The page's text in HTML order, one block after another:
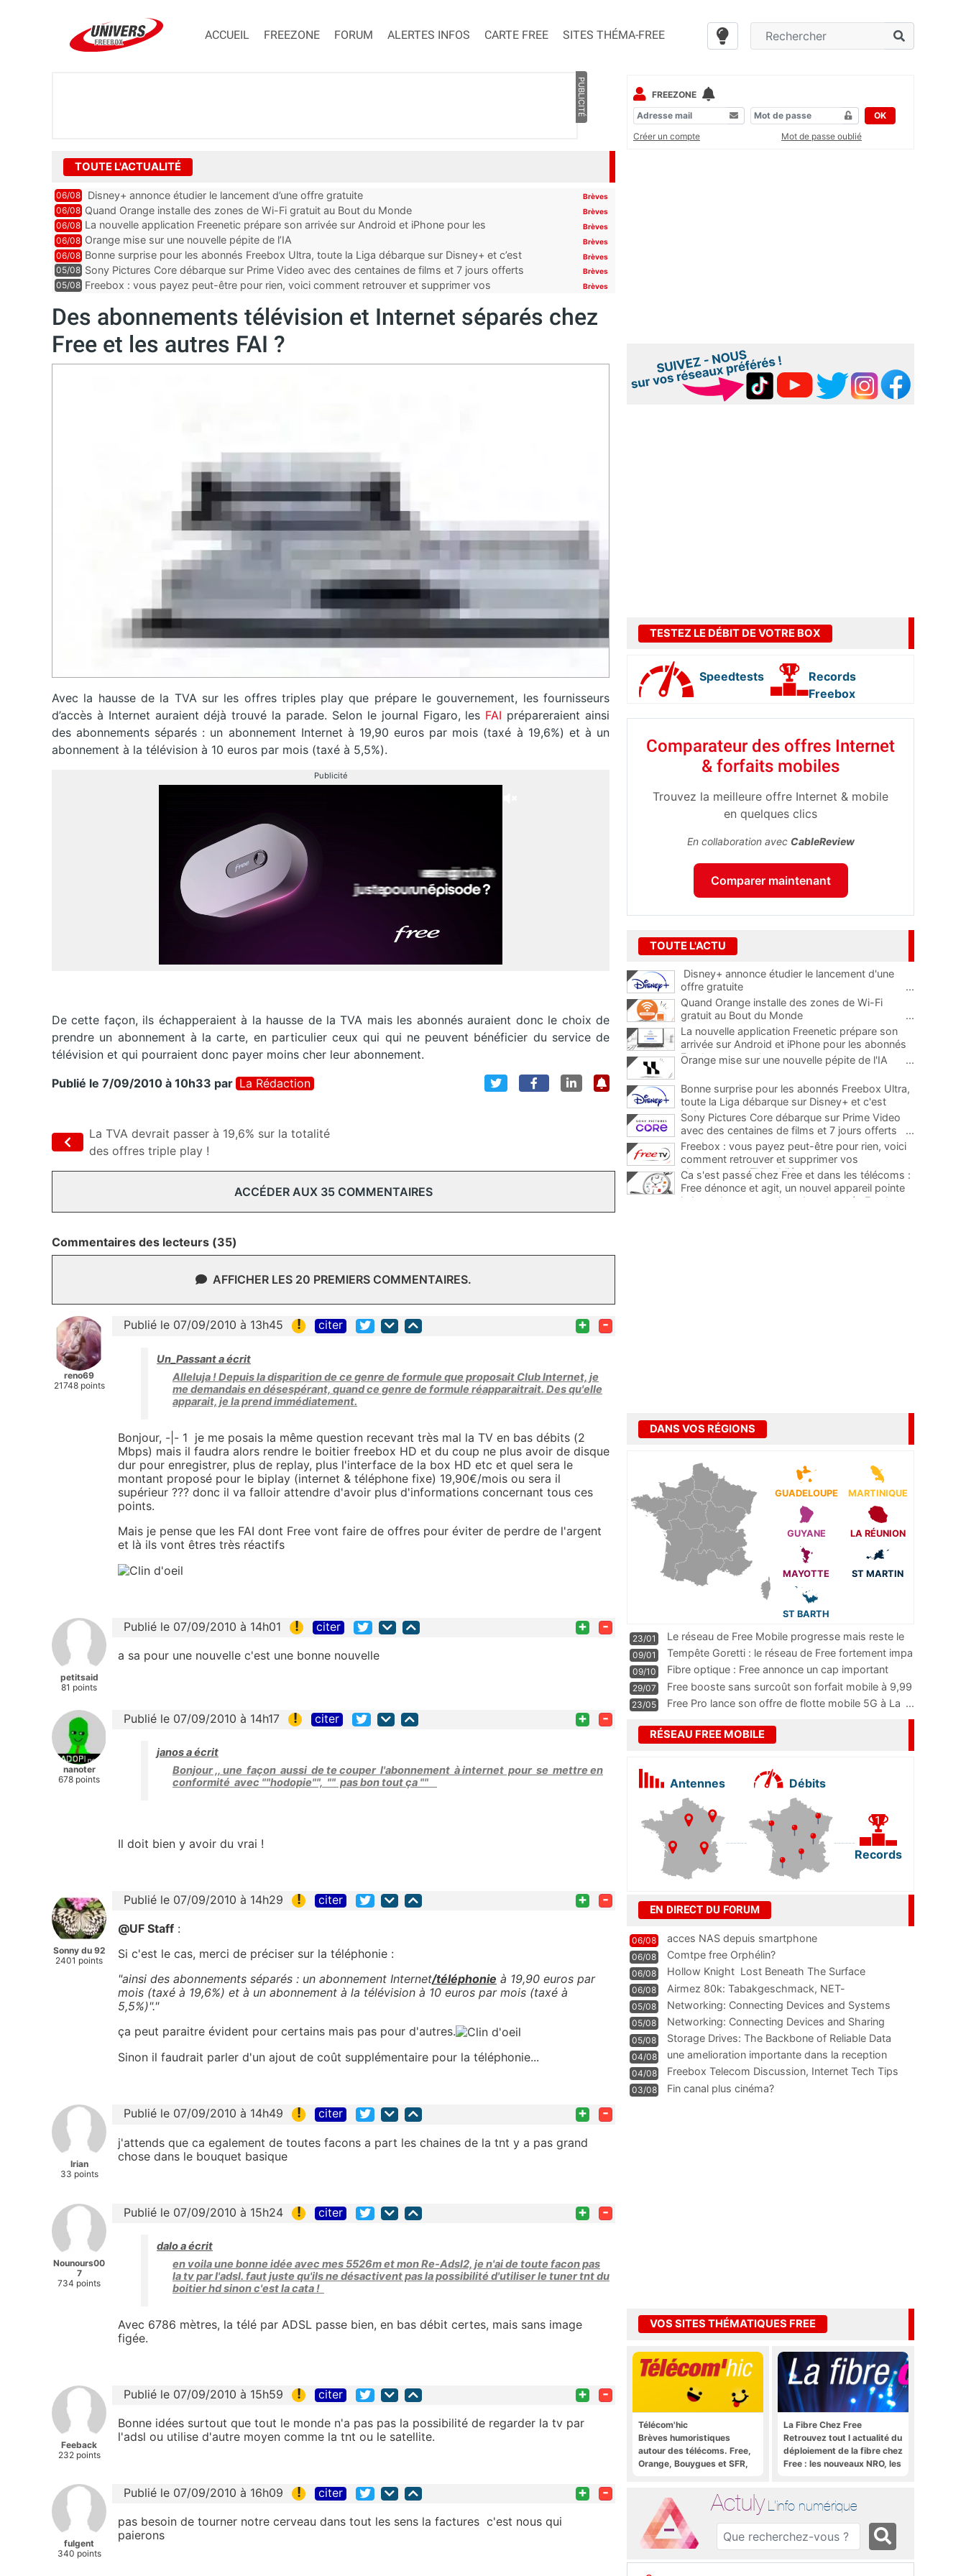
ACCUEIL FREEZONE FORUM ALERTES INFOS CARTE FREE SITES THÉMA-FREE
PUBLICITÉ
TOUTE L'ACTUALITÉ
06/08 Disney+ annonce étudier le lancement d’une offre gratuite Brèves
06/08 Quand Orange installe des zones de Wi-Fi gratuit au Bout du Monde Brèves
06/08 La nouvelle application Freenetic prépare son arrivée sur Android et iPhone pour les
abonnés Freebox, testez la
Brèves
06/08 Orange mise sur une nouvelle pépite de l’IA Brèves
06/08 Bonne surprise pour les abonnés Freebox Ultra, toute la Liga débarque sur Disney+ et c’est
inclus
Brèves
05/08 Sony Pictures Core débarque sur Prime Video avec des centaines de films et 7 jours offerts Brèves
05/08 Freebox : vous payez peut-être pour rien, voici comment retrouver et supprimer vos
Brèves
Des abonnements télévision et Internet séparés chez
Free et les autres FAI ?
Avec la hausse de la TVA sur les offres triples play que prépare le gouvernement, les fournisseurs
d’accès à Internet auraient déjà trouvé la parade. Selon le journal Figaro, les FAI prépareraient ainsi
des abonnements séparés : un abonnement Internet à 19,90 euros par mois (taxé à 19,6%) et à un
abonnement à la télévision à 10 euros par mois (taxé à 5,5%).
Publicité
De cette façon, ils échapperaient à la hausse de la TVA mais les abonnés auraient donc le choix de
prendre un abonnement à la carte, en particulier ceux qui qui ne peuvent bénéficier du service de
télévision et qui pourraient donc payer moins cher leur abonnement.
Publié le 7/09/2010 à 10h33 par La Rédaction
La TVA devrait passer à 19,6% sur la totalité
des offres triple play !
ACCÉDER AUX 35 COMMENTAIRES
Commentaires des lecteurs (35)
AFFICHER LES 20 PREMIERS COMMENTAIRES.
reno69
21748 points
Publié le 07/09/2010 à 13h45 ! citer + -
Un_Passant a écrit
Alleluja ! Depuis la disparition de ce genre de formule que proposait Club Internet, je
me demandais en désespérant, quand ce genre de formule réapparaitrait. Des qu'elle
apparait, je la prend immédiatement.
Bonjour, -|- 1 je me posais la même question recevant très mal la TV en bas débits (2
Mbps) mais il faudra alors rendre le boitier freebox HD et du coup ne plus avoir de disque
dur pour enregistrer, plus de replay, plus l'interface de la box HD etc et quel sera le
montant proposé pour le biplay (internet & téléphone fixe) 19,90€/mois ou sera il
supérieur ??? donc il va falloir attendre d'avoir plus d'informations concernant tous ces
points.
Mais je pense que les FAI dont Free vont faire de offres pour éviter de perdre de l'argent
et là ils vont êtres très réactifs
petitsaid
81 points
Publié le 07/09/2010 à 14h01 ! citer + -
a sa pour une nouvelle c'est une bonne nouvelle
nanoter
678 points
Publié le 07/09/2010 à 14h17 ! citer + -
janos a écrit
Bonjour ,, une façon aussi de te couper l'abonnement à internet pour se mettre en
conformité avec ""hodopie"", "" pas bon tout ça ""
Il doit bien y avoir du vrai !
Sonny du 92
2401 points
Publié le 07/09/2010 à 14h29 ! citer + -
@UF Staff :
Si c'est le cas, merci de préciser sur la téléphonie :
"ainsi des abonnements séparés : un abonnement Internet/téléphonie à 19,90 euros par
mois (taxé à 19,6%) et à un abonnement à la télévision à 10 euros par mois (taxé à
5,5%)"."
ça peut paraitre évident pour certains mais pas pour d'autres.
Sinon il faudrait parler d'un ajout de coût supplémentaire pour la téléphonie...
Irian
33 points
Publié le 07/09/2010 à 14h49 ! citer + -
j'attends que ca egalement de toutes facons a part les chaines de la tnt y a pas grand
chose dans le bouquet basique
Nounours00
7
734 points
Publié le 07/09/2010 à 15h24 ! citer + -
dalo a écrit
en voila une bonne idée avec mes 5526m et mon Re-Adsl2, je n'ai de toute facon pas
la tv par l'adsl. faut juste qu'ils ne désactivent pas la possibilité d'utiliser le tuner tnt du
boitier hd sinon c'est la cata !
Avec 6786 mètres, la télé par ADSL passe bien, en bas débit certes, mais sans image
figée.
Feeback
232 points
Publié le 07/09/2010 à 15h59 ! citer + -
Bonne idées surtout que tout le monde n'a pas pas la possibilité de regarder la tv par
l'adsl ou utilise d'autre moyen comme la tnt ou le satellite.
fulgent
340 points
Publié le 07/09/2010 à 16h09 ! citer + -
pas besoin de tourner notre cerveau dans tout les sens la factures c'est nous qui
paierons
FREEZONE
OK
Créer un compte
Mot de passe oublié
TESTEZ LE DÉBIT DE VOTRE BOX
Speedtests
Records
Freebox
Comparateur des offres Internet
& forfaits mobiles
Trouvez la meilleure offre Internet & mobile
en quelques clics
En collaboration avec CableReview
Comparer maintenant
TOUTE L'ACTU
Disney+ annonce étudier le lancement d'une
offre gratuite
...
Quand Orange installe des zones de Wi-Fi
gratuit au Bout du Monde
...
La nouvelle application Freenetic prépare son
arrivée sur Android et iPhone pour les abonnés
Freebox, testez la
Orange mise sur une nouvelle pépite de l'IA ...
Bonne surprise pour les abonnés Freebox Ultra,
toute la Liga débarque sur Disney+ et c'est
inclus
Sony Pictures Core débarque sur Prime Video
avec des centaines de films et 7 jours offerts
...
Freebox : vous payez peut-être pour rien, voici
comment retrouver et supprimer vos
abonnements TV oubliés
...
Ca s'est passé chez Free et dans les télécoms :
Free dénonce et agit, un nouvel appareil pointe
le bout de son nez chez des abonnés Freebox...
DANS VOS RÉGIONS
GUADELOUPE MARTINIQUE
GUYANE LA RÉUNION
MAYOTTE ST MARTIN
ST BARTH
23/01
Le réseau de Free Mobile progresse mais reste le
m
...
09/01
Tempête Goretti : le réseau de Free fortement impa
09/10
Fibre optique : Free annonce un cap important
pass
...
29/07
Free booste sans surcoût son forfait mobile à 9,99
23/05 Free Pro lance son offre de flotte mobile 5G à La ...
RÉSEAU FREE MOBILE
Antennes Débits
Records
EN DIRECT DU FORUM
06/08 acces NAS depuis smartphone
06/08 Comtpe free Orphélin?
06/08 Hollow Knight  Lost Beneath The Surface
06/08
Airmez 80k: Tabakgeschmack, NET-
Technologie und Leistung im
05/08 Networking: Connecting Devices and Systems
05/08
Networking: Connecting Devices and Sharing
Information
05/08
Storage Drives: The Backbone of Reliable Data
Management
04/08
une amelioration importante dans la reception
WIFI
04/08
Freebox Telecom Discussion, Internet Tech Tips
Communi
03/08 Fin canal plus cinéma?
VOS SITES THÉMATIQUES FREE
Télécom'hic
Brèves humoristiques
autour des télécoms. Free,
Orange, Bouygues et SFR,
La Fibre Chez Free
Retrouvez tout l actualité du
déploiement de la fibre chez
Free : les nouveaux NRO, les
Actuly L'info numérique